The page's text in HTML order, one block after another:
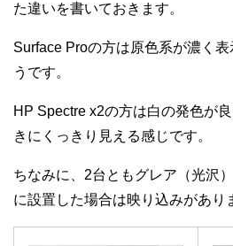
た違いを書いておきます。
Surface Proの方は原色系が濃く
うです。
HP Spectre x2の方は白の発色が
きにくっきり見える感じです。
ちなみに、2台ともグレア（光沢
に設置した場合は映り込みがあり